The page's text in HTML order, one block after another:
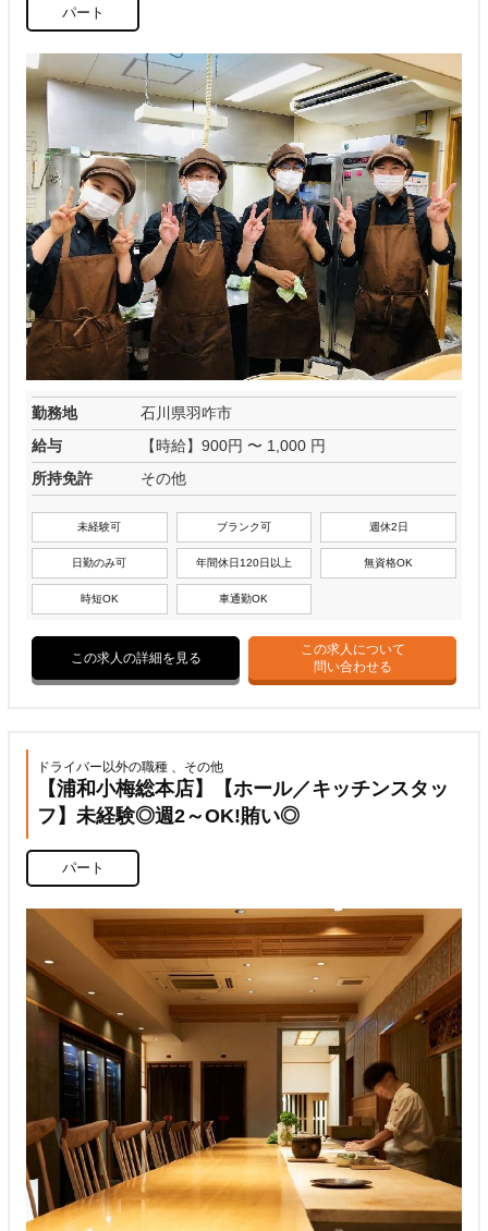
パート
勤務地
石川県羽咋市
給与
【時給】900円 〜 1,000 円
所持免許
その他
未経験可 ブランク可 週休2日
日勤のみ可 年間休日120日以上 無資格OK
時短OK 車通勤OK
この求人の詳細を見る
この求人について
問い合わせる
ドライバー以外の職種 、その他
【浦和小梅総本店】【ホール／キッチンスタッ
フ】未経験◎週2～OK!賄い◎
パート